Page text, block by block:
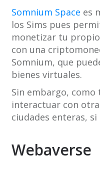
Somnium Space es
los Sims pues
monetizar tu
con una
Somnium, que
bienes virtuales.
Sin embargo,
interactuar con
ciudades enteras,
Webaverse